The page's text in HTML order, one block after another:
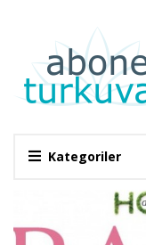
Kategoriler